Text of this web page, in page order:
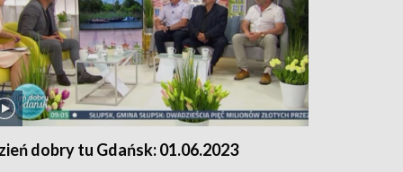
dobry tu Gdańsk: 01.06.2023